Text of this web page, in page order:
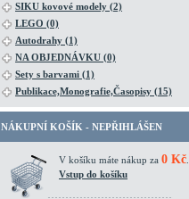
SIKU kovové modely (2)
LEGO (0)
Autodrahy (1)
NA OBJEDNÁVKU (0)
Sety s barvami (1)
Publikace,Monografie,Časopisy (15)
NÁKUPNÍ KOŠÍK - NEPŘIHLÁŠEN
V košíku máte nákup za 0 Kč
Vstup do košíku